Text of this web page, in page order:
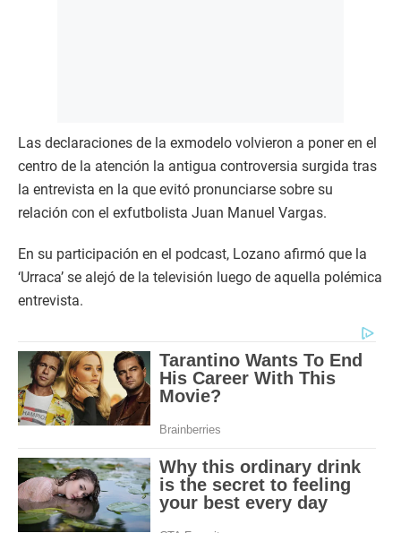
Las declaraciones de la exmodelo volvieron a poner en el
centro de la atención la antigua controversia surgida tras
la entrevista en la que evitó pronunciarse sobre su
relación con el exfutbolista Juan Manuel Vargas.
En su participación en el podcast, Lozano afirmó que la
‘Urraca’ se alejó de la televisión luego de aquella polémica
entrevista.